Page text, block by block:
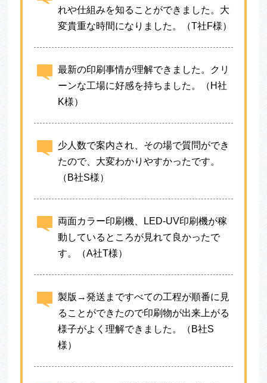
れや仕組みを知ることができました。大
変貴重な時間になりました。（T社F様）
最新の印刷事情が理解できました。クリ
ーンな工場に好感を持ちました。（H社
K様）
少人数で案内され、その場で質問ができ
たので、大変わかりやすかったです。
（B社S様）
両面カラー印刷機、LED-UV印刷機が稼
動しているところが見れて良かったで
す。（A社T様）
製版→発送まですべての工程が順番に見
ることができたので印刷物が出来上がる
様子がよく理解できました。（B社S
様）